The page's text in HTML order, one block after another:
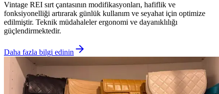
Vintage REI sırt çantasının modifikasyonları, hafiflik ve
fonksiyonelliği artırarak günlük kullanım ve seyahat için optimize
edilmiştir. Teknik müdahaleler ergonomi ve dayanıklılığı
güçlendirmektedir.
Daha fazla bilgi edinin